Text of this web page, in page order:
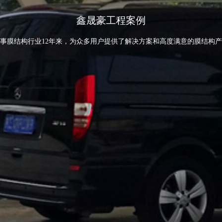
鑫晟豪工程案例
膜结构行业12年来，为众多用户提供了解决方案和高度满意的膜结构